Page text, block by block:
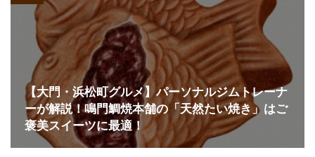
【大門・浜松町グルメ】パーソナルジムトレーナ
ーが解説！鳴門鯛焼本舗の「天然たい焼き」はご
褒美スイーツに最適！